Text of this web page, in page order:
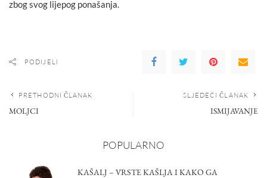
zbog svog lijepog ponašanja.
PODIJELI
PRETHODNI ČLANAK
MOLJCI
SLJEDEĆI ČLANAK
ISMIJAVANJE
POPULARNO
KAŠALJ – VRSTE KAŠLJA I KAKO GA